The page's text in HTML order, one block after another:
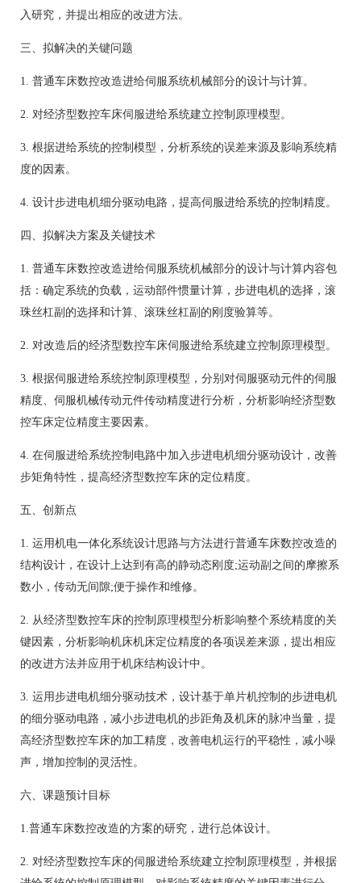
入研究，并提出相应的改进方法。
三、拟解决的关键问题
1. 普通车床数控改造进给伺服系统机械部分的设计与计算。
2. 对经济型数控车床伺服进给系统建立控制原理模型。
3. 根据进给系统的控制模型，分析系统的误差来源及影响系统精
度的因素。
4. 设计步进电机细分驱动电路，提高伺服进给系统的控制精度。
四、拟解决方案及关键技术
1. 普通车床数控改造进给伺服系统机械部分的设计与计算内容包
括：确定系统的负载，运动部件惯量计算，步进电机的选择，滚
珠丝杠副的选择和计算、滚珠丝杠副的刚度验算等。
2. 对改造后的经济型数控车床伺服进给系统建立控制原理模型。
3. 根据伺服进给系统控制原理模型，分别对伺服驱动元件的伺服
精度、伺服机械传动元件传动精度进行分析，分析影响经济型数
控车床定位精度主要因素。
4. 在伺服进给系统控制电路中加入步进电机细分驱动设计，改善
步矩角特性，提高经济型数控车床的定位精度。
五、创新点
1. 运用机电一体化系统设计思路与方法进行普通车床数控改造的
结构设计，在设计上达到有高的静动态刚度;运动副之间的摩擦系
数小，传动无间隙;便于操作和维修。
2. 从经济型数控车床的控制原理模型分析影响整个系统精度的关
键因素，分析影响机床机床定位精度的各项误差来源，提出相应
的改进方法并应用于机床结构设计中。
3. 运用步进电机细分驱动技术，设计基于单片机控制的步进电机
的细分驱动电路，减小步进电机的步距角及机床的脉冲当量，提
高经济型数控车床的加工精度，改善电机运行的平稳性，减小噪
声，增加控制的灵活性。
六、课题预计目标
1.普通车床数控改造的方案的研究，进行总体设计。
2. 对经济型数控车床的伺服进给系统建立控制原理模型，并根据